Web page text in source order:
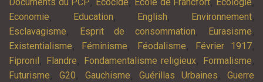
Documents du PCP Ecocide Ecole de Francfort Ecologie
Economie, Education, English, Environnement,
Esclavagisme, Esprit de consommation, Eurasisme,
Existentialisme, Féminisme, Féodalisme, Février 1917,
Fipronil , Flandre, Fondamentalisme religieux, Formalisme,
Futurisme, G20, Gauchisme,Guérillas Urbaines,Guerre